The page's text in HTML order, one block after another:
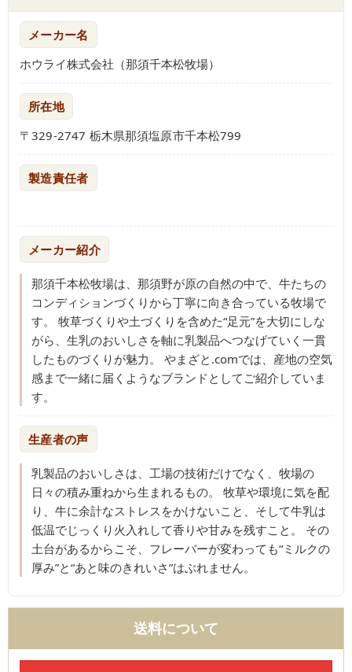
メーカー名
ホウライ株式会社（那須千本松牧場）
所在地
〒329-2747 栃木県那須塩原市千本松799
製造責任者
メーカー紹介
那須千本松牧場は、那須野が原の自然の中で、牛たちの
コンディションづくりから丁寧に向き合っている牧場で
す。 牧草づくりや土づくりを含めた“足元”を大切にしな
がら、生乳のおいしさを軸に乳製品へつなげていく一貫
したものづくりが魅力。 やまざと.comでは、産地の空気
感まで一緒に届くようなブランドとしてご紹介していま
す。
生産者の声
乳製品のおいしさは、工場の技術だけでなく、牧場の
日々の積み重ねから生まれるもの。 牧草や環境に気を配
り、牛に余計なストレスをかけないこと、そして牛乳は
低温でじっくり火入れして香りや甘みを残すこと。 その
土台があるからこそ、フレーバーが変わっても“ミルクの
厚み”と“あと味のきれいさ”はぶれません。
送料について